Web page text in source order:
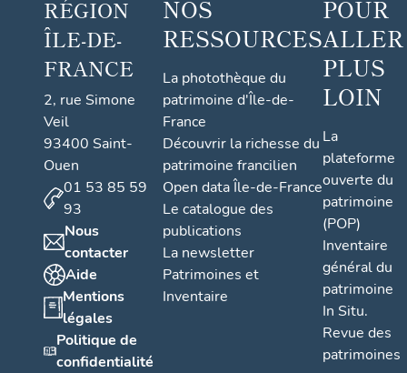
RÉGION
ÎLE-DE-
FRANCE
2, rue Simone
Veil
93400 Saint-
Ouen
01 53 85 59
93
Nous
contacter
Aide
Mentions
légales
Politique de
confidentialité
NOS
RESSOURCES
La photothèque du
patrimoine d'Île-de-
France
Découvrir la richesse du
patrimoine francilien
Open data Île-de-France
Le catalogue des
publications
La newsletter
Patrimoines et
Inventaire
POUR
ALLER
PLUS
LOIN
La
plateforme
ouverte du
patrimoine
(POP)
Inventaire
général du
patrimoine
In Situ.
Revue des
patrimoines